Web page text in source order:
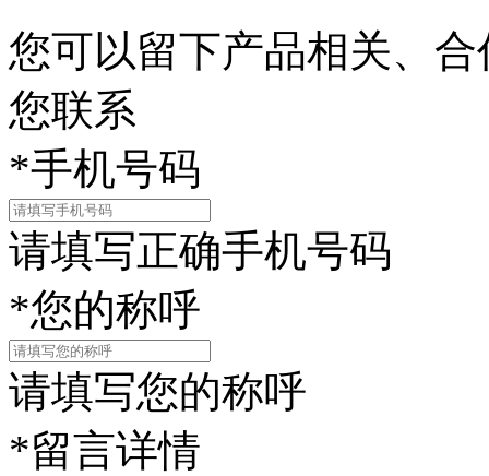
您可以留下产品相关、
您联系
*手机号码
请填写正确手机号码
*您的称呼
请填写您的称呼
*留言详情